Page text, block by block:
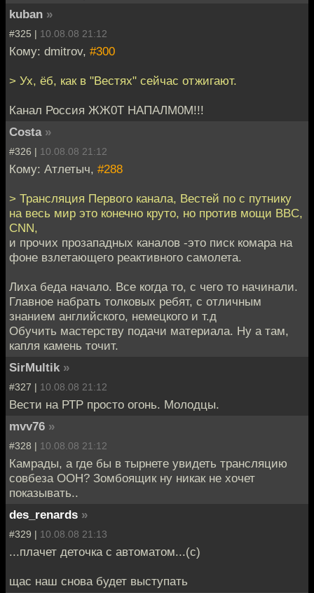
kuban »
#325 | 10.08.08 21:12
Кому: dmitrov, #300
> Ух, ёб, как в "Вестях" сейчас отжигают.
Канал Россия ЖЖ0Т НАПАЛМ0М!!!
Costa »
#326 | 10.08.08 21:12
Кому: Атлетыч, #288
> Трансляция Первого канала, Вестей по с путнику
на весь мир это конечно круто, но против мощи BBC,
CNN,
и прочих прозападных каналов -это писк комара на
фоне взлетающего реактивного самолета.
Лиха беда начало. Все когда то, с чего то начинали.
Главное набрать толковых ребят, с отличным
знанием английского, немецкого и т.д
Обучить мастерству подачи материала. Ну а там,
капля камень точит.
SirMultik »
#327 | 10.08.08 21:12
Вести на РТР просто огонь. Молодцы.
mvv76 »
#328 | 10.08.08 21:12
Камрады, а где бы в тырнете увидеть трансляцию
совбеза ООН? Зомбоящик ну никак не хочет
показывать..
des_renards »
#329 | 10.08.08 21:13
...плачет деточка с автоматом...(с)
щас наш снова будет выступать